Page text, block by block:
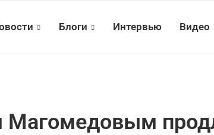
Блоги Интервью Видео
Магомедовым